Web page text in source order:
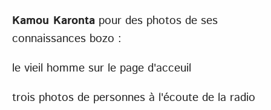
Kamou Karonta pour des photos de ses
connaissances bozo :
le vieil homme sur le page d'acceuil
trois photos de personnes à l'écoute de la radio